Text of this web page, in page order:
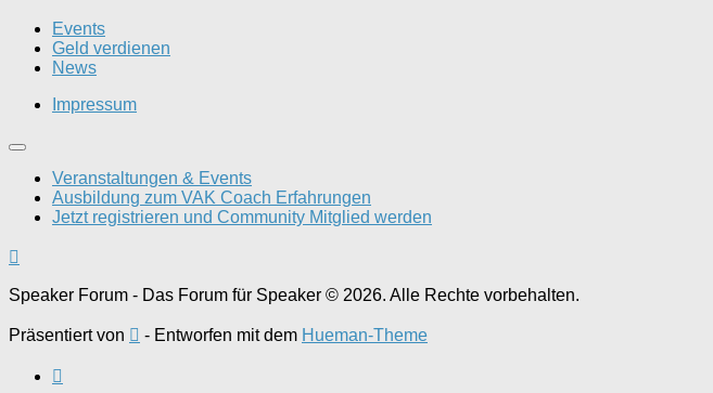
Events
Geld verdienen
News
Impressum
Veranstaltungen & Events
Ausbildung zum VAK Coach Erfahrungen
Jetzt registrieren und Community Mitglied werden
Speaker Forum - Das Forum für Speaker © 2026. Alle Rechte vorbehalten.
Präsentiert von - Entworfen mit dem Hueman-Theme